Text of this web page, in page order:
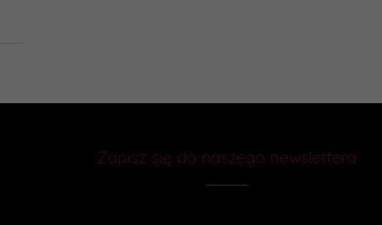
Zapisz się do naszego newslettera